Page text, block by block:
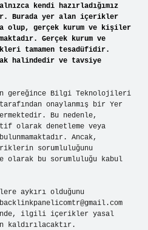
kendi hazırladığımız
Burada yer alan içerikler
olup, gerçek kurum ve kişiler
Gerçek kurum ve
tamamen tesadüfidir.
halindedir ve tavsiye
gereğince Bilgi Teknolojileri
onaylanmış bir Yer
Bu nedenle,
olarak denetleme veya
Ancak,
sorumluluğunu
olarak bu sorumluluğu kabul
aykırı olduğunu
backlinkpanelicomtr@gmail.com
ilgili içerikler yasal
kaldırılacaktır.